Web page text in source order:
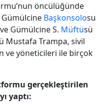
öncülüğünde
Başkonsolosu
Gümülcine S. Müftüsü
Mustafa Trampa, sivil
ve yöneticileri ile birçok
gerçekleştirilen
yaptı: